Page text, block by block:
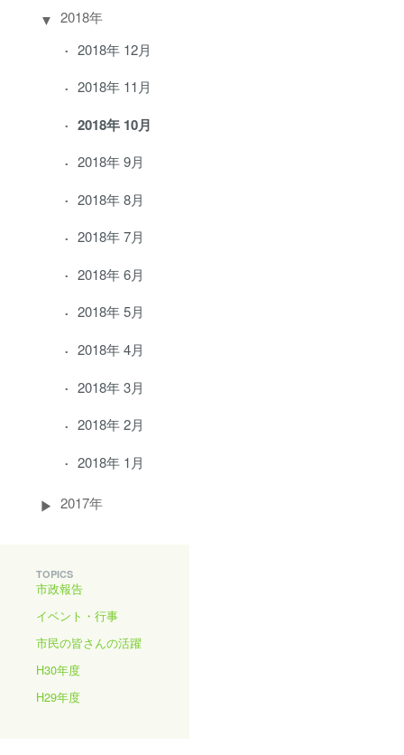
2018年
2018年 12月
2018年 11月
2018年 10月
2018年 9月
2018年 8月
2018年 7月
2018年 6月
2018年 5月
2018年 4月
2018年 3月
2018年 2月
2018年 1月
2017年
TOPICS
市政報告
イベント・行事
市民の皆さんの活躍
H30年度
H29年度